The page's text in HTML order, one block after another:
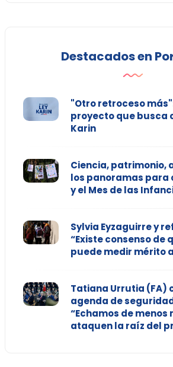
Destacados en
"Otro retroceso
proyecto que busca
Karin
Ciencia, patrimonio,
los panoramas para
y el Mes de las
Sylvia Eyzaguirre y
“Existe consenso de
puede medir mérito
Tatiana Urrutia (FA)
agenda de
“Echamos de menos
ataquen la raíz del